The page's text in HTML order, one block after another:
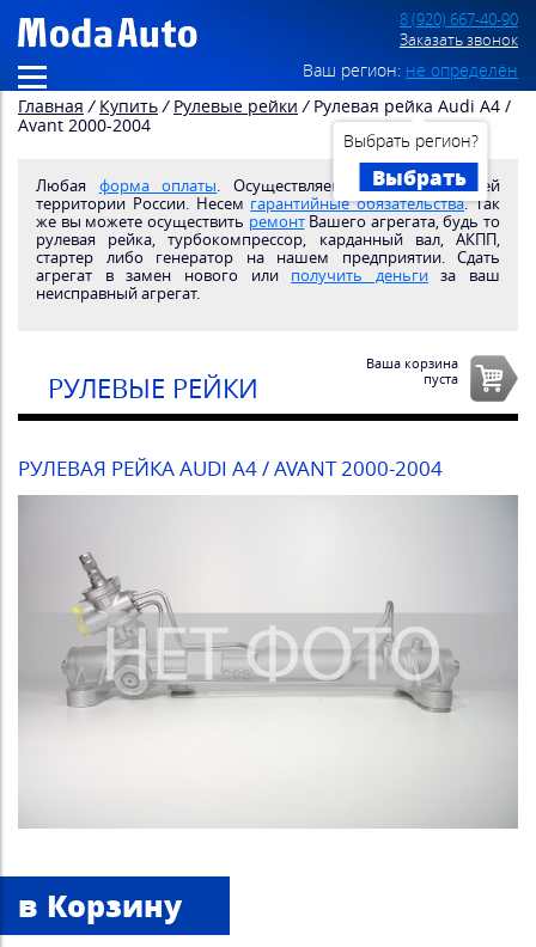
8 (920) 667-40-90
Заказать звонок
Ваш регион: не определён
Выбрать регион?
Выбрать
Главная / Купить / Рулевые рейки / Рулевая рейка Audi A4 /
Avant 2000-2004
Любая форма оплаты. Осуществляем доставкупо всей
территории России. Несем гарантийные обязательства. Так
же вы можете осуществить ремонтВашего агрегата, будь то
рулевая рейка, турбокомпрессор, карданный вал, АКПП,
стартер либо генератор на нашем предприятии. Сдать
агрегат в замен нового или получить деньгиза ваш
неисправный агрегат.
РУЛЕВЫЕ РЕЙКИ
Ваша корзина
пуста
РУЛЕВАЯ РЕЙКА AUDI A4 / AVANT 2000-2004